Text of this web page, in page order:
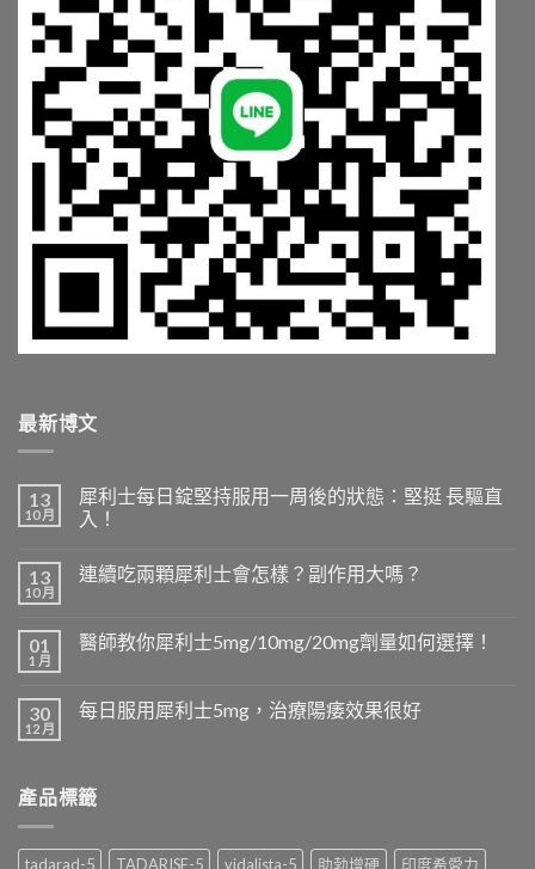
最新博文
13
10 月
犀利士每日錠堅持服用一周後的狀態：堅挺 長驅直
入！
13
10 月
連續吃兩顆犀利士會怎樣？副作用大嗎？
01
1 月
醫師教你犀利士5mg/10mg/20mg劑量如何選擇！
30
12 月
每日服用犀利士5mg，治療陽痿效果很好
產品標籤
tadarad-5 TADARISE-5 vidalista-5 助勃增硬 印度希愛力